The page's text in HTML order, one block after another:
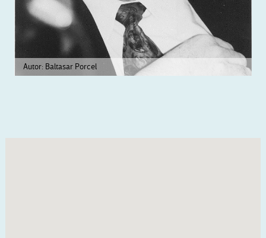
Autor: Baltasar Porcel